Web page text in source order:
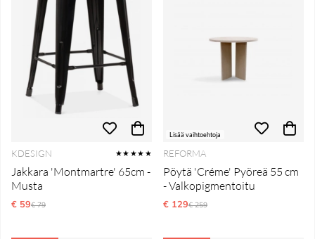
KDESIGN ★★★★★
Jakkara 'Montmartre' 65cm -
Musta
€ 59Normaali hinta
€ 79
Lisää vaihtoehtoja
REFORMA
Pöytä 'Créme' Pyöreä 55 cm
- Valkopigmentoitu
€ 129Normaali hinta
€ 259